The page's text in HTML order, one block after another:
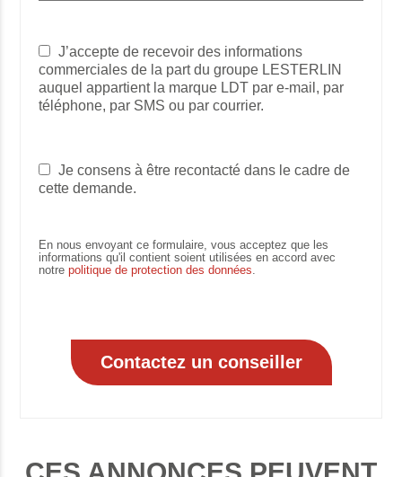
J’accepte de recevoir des informations
commerciales de la part du groupe LESTERLIN
auquel appartient la marque LDT par e-mail, par
téléphone, par SMS ou par courrier.
Je consens à être recontacté dans le cadre de
cette demande.
En nous envoyant ce formulaire, vous acceptez que les
informations qu'il contient soient utilisées en accord avec
notrepolitique de protection des données.